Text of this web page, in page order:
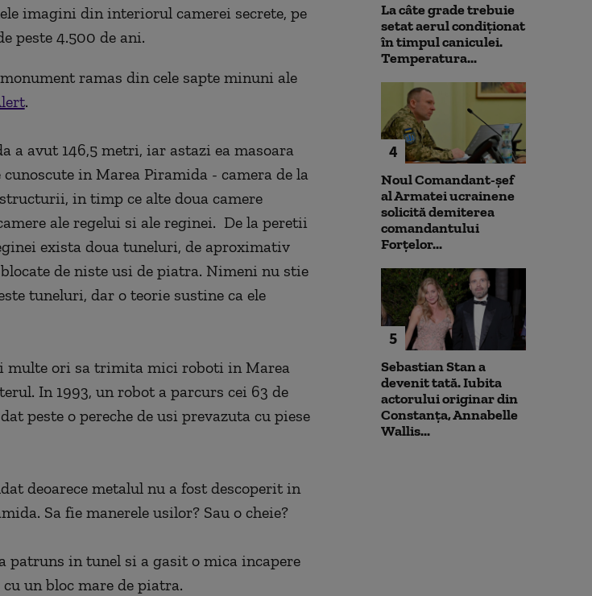
imagini din interiorul camerei secrete, pe
peste 4.500 de ani.
ramas din cele sapte minuni ale
.
a avut 146,5 metri, iar astazi ea masoara
in Marea Piramida - camera de la
in timp ce alte doua camere
ale regelui si ale reginei. De la peretii
exista doua tuneluri, de aproximativ
de niste usi de piatra. Nimeni nu stie
tuneluri, dar o teorie sustine ca ele
multe ori sa trimita mici roboti in Marea
In 1993, un robot a parcurs cei 63 de
peste o pereche de usi prevazuta cu piese
deoarece metalul nu a fost descoperit in
Sa fie manerele usilor? Sau o cheie?
patruns in tunel si a gasit o mica incapere
un bloc mare de piatra.
La câte grade trebuie
setat aerul condiționat
în timpul caniculei.
Temperatura...
4
Noul Comandant-șef
al Armatei ucrainene
solicită demiterea
comandantului
Forțelor...
5
Sebastian Stan a
devenit tată. Iubita
actorului originar din
Constanța, Annabelle
Wallis...